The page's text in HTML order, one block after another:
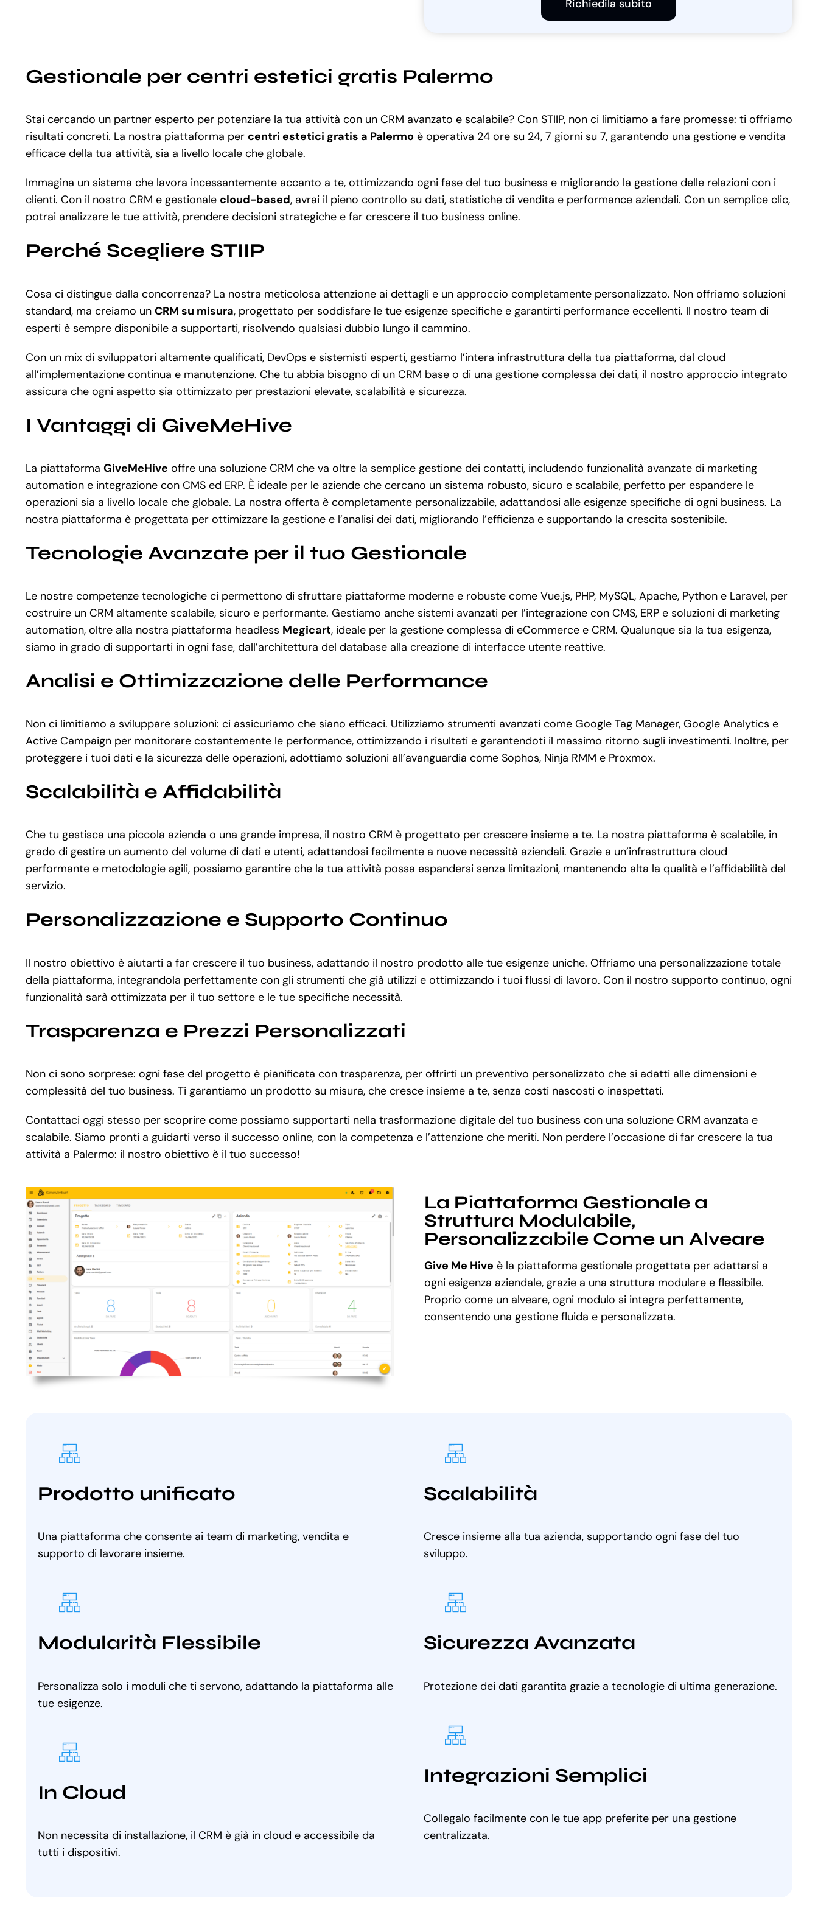
Richiedila subito
Gestionale per centri estetici gratis Palermo
Stai cercando un partner esperto per potenziare la tua attività con un CRM avanzato e scalabile? Con STIIP, non ci limitiamo a fare promesse: ti offriamo
risultati concreti. La nostra piattaforma per centri estetici gratis a Palermo è operativa 24 ore su 24, 7 giorni su 7, garantendo una gestione e vendita
efficace della tua attività, sia a livello locale che globale.
Immagina un sistema che lavora incessantemente accanto a te, ottimizzando ogni fase del tuo business e migliorando la gestione delle relazioni con i
clienti. Con il nostro CRM e gestionale cloud-based, avrai il pieno controllo su dati, statistiche di vendita e performance aziendali. Con un semplice clic,
potrai analizzare le tue attività, prendere decisioni strategiche e far crescere il tuo business online.
Perché Scegliere STIIP
Cosa ci distingue dalla concorrenza? La nostra meticolosa attenzione ai dettagli e un approccio completamente personalizzato. Non offriamo soluzioni
standard, ma creiamo un CRM su misura, progettato per soddisfare le tue esigenze specifiche e garantirti performance eccellenti. Il nostro team di
esperti è sempre disponibile a supportarti, risolvendo qualsiasi dubbio lungo il cammino.
Con un mix di sviluppatori altamente qualificati, DevOps e sistemisti esperti, gestiamo l’intera infrastruttura della tua piattaforma, dal cloud
all’implementazione continua e manutenzione. Che tu abbia bisogno di un CRM base o di una gestione complessa dei dati, il nostro approccio integrato
assicura che ogni aspetto sia ottimizzato per prestazioni elevate, scalabilità e sicurezza.
I Vantaggi di GiveMeHive
La piattaforma GiveMeHive offre una soluzione CRM che va oltre la semplice gestione dei contatti, includendo funzionalità avanzate di marketing
automation e integrazione con CMS ed ERP. È ideale per le aziende che cercano un sistema robusto, sicuro e scalabile, perfetto per espandere le
operazioni sia a livello locale che globale. La nostra offerta è completamente personalizzabile, adattandosi alle esigenze specifiche di ogni business. La
nostra piattaforma è progettata per ottimizzare la gestione e l’analisi dei dati, migliorando l’efficienza e supportando la crescita sostenibile.
Tecnologie Avanzate per il tuo Gestionale
Le nostre competenze tecnologiche ci permettono di sfruttare piattaforme moderne e robuste come Vue.js, PHP, MySQL, Apache, Python e Laravel, per
costruire un CRM altamente scalabile, sicuro e performante. Gestiamo anche sistemi avanzati per l’integrazione con CMS, ERP e soluzioni di marketing
automation, oltre alla nostra piattaforma headless Megicart, ideale per la gestione complessa di eCommerce e CRM. Qualunque sia la tua esigenza,
siamo in grado di supportarti in ogni fase, dall’architettura del database alla creazione di interfacce utente reattive.
Analisi e Ottimizzazione delle Performance
Non ci limitiamo a sviluppare soluzioni: ci assicuriamo che siano efficaci. Utilizziamo strumenti avanzati come Google Tag Manager, Google Analytics e
Active Campaign per monitorare costantemente le performance, ottimizzando i risultati e garantendoti il massimo ritorno sugli investimenti. Inoltre, per
proteggere i tuoi dati e la sicurezza delle operazioni, adottiamo soluzioni all’avanguardia come Sophos, Ninja RMM e Proxmox.
Scalabilità e Affidabilità
Che tu gestisca una piccola azienda o una grande impresa, il nostro CRM è progettato per crescere insieme a te. La nostra piattaforma è scalabile, in
grado di gestire un aumento del volume di dati e utenti, adattandosi facilmente a nuove necessità aziendali. Grazie a un’infrastruttura cloud
performante e metodologie agili, possiamo garantire che la tua attività possa espandersi senza limitazioni, mantenendo alta la qualità e l’affidabilità del
servizio.
Personalizzazione e Supporto Continuo
Il nostro obiettivo è aiutarti a far crescere il tuo business, adattando il nostro prodotto alle tue esigenze uniche. Offriamo una personalizzazione totale
della piattaforma, integrandola perfettamente con gli strumenti che già utilizzi e ottimizzando i tuoi flussi di lavoro. Con il nostro supporto continuo, ogni
funzionalità sarà ottimizzata per il tuo settore e le tue specifiche necessità.
Trasparenza e Prezzi Personalizzati
Non ci sono sorprese: ogni fase del progetto è pianificata con trasparenza, per offrirti un preventivo personalizzato che si adatti alle dimensioni e
complessità del tuo business. Ti garantiamo un prodotto su misura, che cresce insieme a te, senza costi nascosti o inaspettati.
Contattaci oggi stesso per scoprire come possiamo supportarti nella trasformazione digitale del tuo business con una soluzione CRM avanzata e
scalabile. Siamo pronti a guidarti verso il successo online, con la competenza e l’attenzione che meriti. Non perdere l’occasione di far crescere la tua
attività a Palermo: il nostro obiettivo è il tuo successo!
La Piattaforma Gestionale a
Struttura Modulabile,
Personalizzabile Come un Alveare
Give Me Hive è la piattaforma gestionale progettata per adattarsi a
ogni esigenza aziendale, grazie a una struttura modulare e flessibile.
Proprio come un alveare, ogni modulo si integra perfettamente,
consentendo una gestione fluida e personalizzata.
Prodotto unificato
Una piattaforma che consente ai team di marketing, vendita e
supporto di lavorare insieme.
Modularità Flessibile
Personalizza solo i moduli che ti servono, adattando la piattaforma alle
tue esigenze.
In Cloud
Non necessita di installazione, il CRM è già in cloud e accessibile da
tutti i dispositivi.
Scalabilità
Cresce insieme alla tua azienda, supportando ogni fase del tuo
sviluppo.
Sicurezza Avanzata
Protezione dei dati garantita grazie a tecnologie di ultima generazione.
Integrazioni Semplici
Collegalo facilmente con le tue app preferite per una gestione
centralizzata.